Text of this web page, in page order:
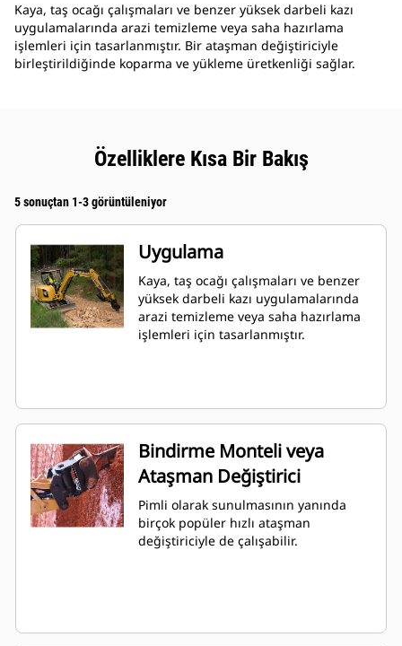
Kaya, taş ocağı çalışmaları ve benzer yüksek darbeli kazı
uygulamalarında arazi temizleme veya saha hazırlama
işlemleri için tasarlanmıştır. Bir ataşman değiştiriciyle
birleştirildiğinde koparma ve yükleme üretkenliği sağlar.
Özelliklere Kısa Bir Bakış
5 sonuçtan 1-3 görüntüleniyor
Uygulama
Kaya, taş ocağı çalışmaları ve benzer
yüksek darbeli kazı uygulamalarında
arazi temizleme veya saha hazırlama
işlemleri için tasarlanmıştır.
Bindirme Monteli veya
Ataşman Değiştirici
Pimli olarak sunulmasının yanında
birçok popüler hızlı ataşman
değiştiriciyle de çalışabilir.